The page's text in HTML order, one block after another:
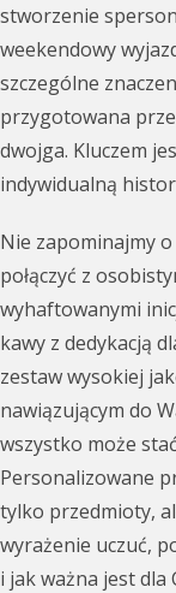
stworzenie
weekendowy
szczególne
przygotowana
dwojga. Kluczem
indywidualną
Nie zapominajmy
połączyć z
wyhaftowanymi
kawy z dedykacją
zestaw wysokiej
nawiązującym do
wszystko może
Personalizowane
tylko przedmioty,
wyrażenie uczuć,
i jak ważna jest dla